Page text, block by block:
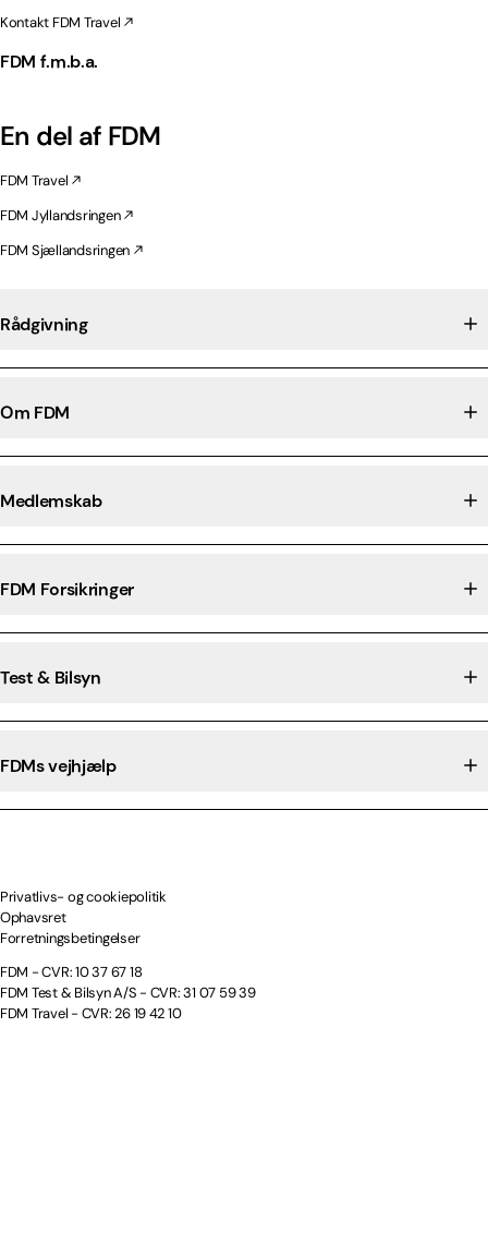
Kontakt FDM Travel
FDM f.m.b.a.
En del af FDM
FDM Travel
FDM Jyllandsringen
FDM Sjællandsringen
Rådgivning
Om FDM
Medlemskab
FDM Forsikringer
Test & Bilsyn
FDMs vejhjælp
Privatlivs- og cookiepolitik
Ophavsret
Forretningsbetingelser
FDM - CVR: 10 37 67 18
FDM Test & Bilsyn A/S - CVR: 31 07 59 39
FDM Travel - CVR: 26 19 42 10